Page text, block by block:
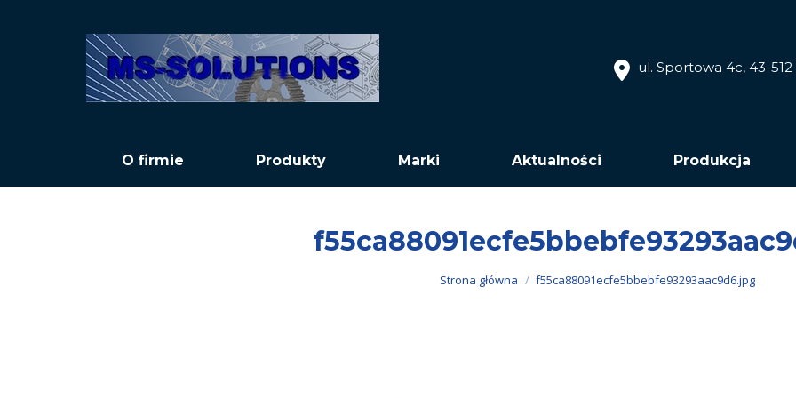
ul. Sportowa 4c, 43-
O firmie Produkty Marki Aktualności Produkcja
Jesteś tutaj:
Strona główna f55ca88091ecfe5bbebfe93293aac9d6.jpg